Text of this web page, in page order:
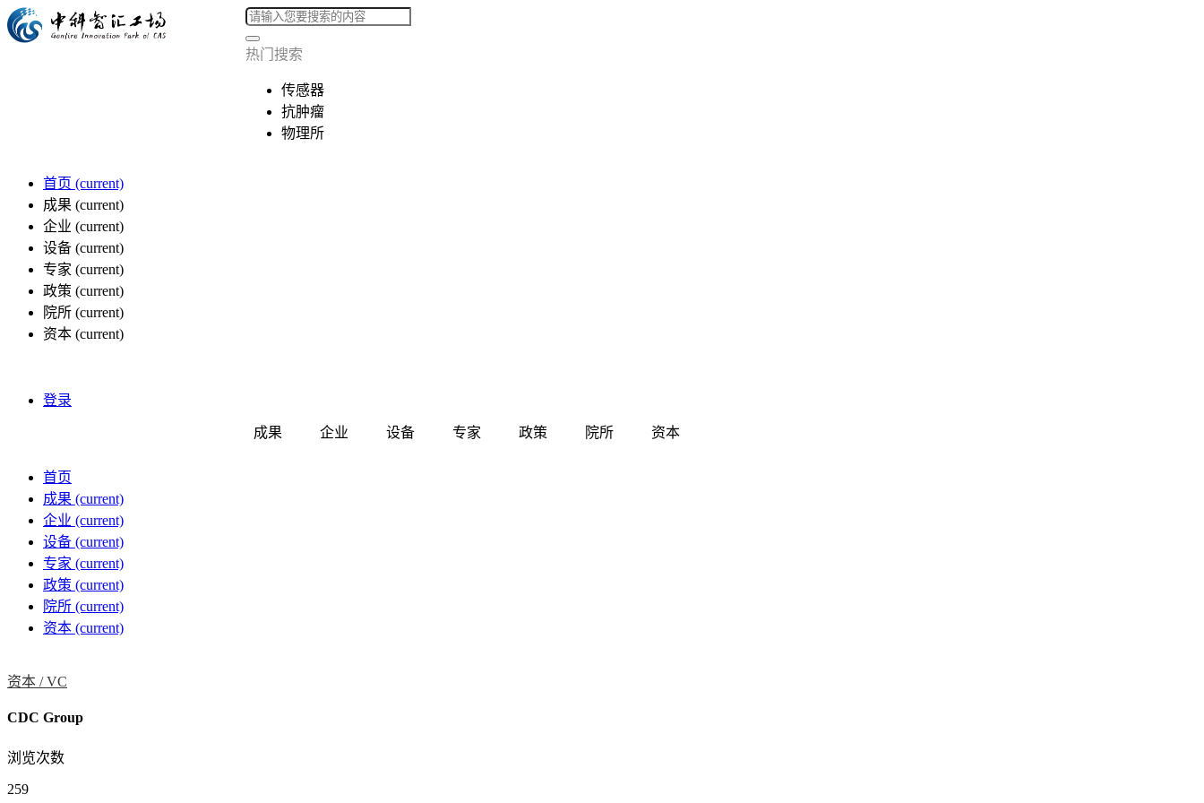
热门搜索
传感器
抗肿瘤
物理所
首页 (current)
成果 (current)
企业 (current)
设备 (current)
专家 (current)
政策 (current)
院所 (current)
资本 (current)
登录
成果 企业 设备 专家 政策 院所 资本
首页
成果 (current)
企业 (current)
设备 (current)
专家 (current)
政策 (current)
院所 (current)
资本 (current)
资本 /VC
CDC Group
浏览次数
259